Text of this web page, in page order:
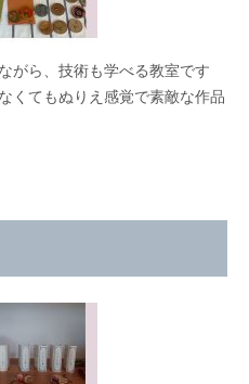
がら、技術も学べる教室です
くてもぬりえ感覚で素敵な作品